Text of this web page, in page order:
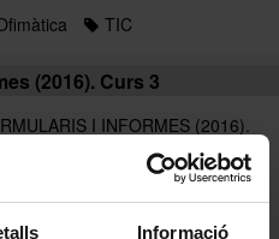
Informació
TIC
(2016). Curs 3
I INFORMES (2016).
Destinataris PAS de la
Access i creadors de bases
recordar la creació de consultes
el treball amb dades Cost...